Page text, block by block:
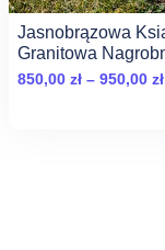
Jasnobrązowa
Granitowa
Wzór Premium
850,00 zł – 950,00 zł